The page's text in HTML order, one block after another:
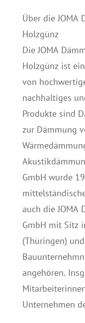
Über die JOMA
Holzgünz
Die JOMA
Holzgünz ist
von
nachhaltiges
Produkte sind
zur Dämmung
GmbH wurde
auch die JOMA
GmbH mit Sitz
(Thüringen)
angehören.
Unternehmen